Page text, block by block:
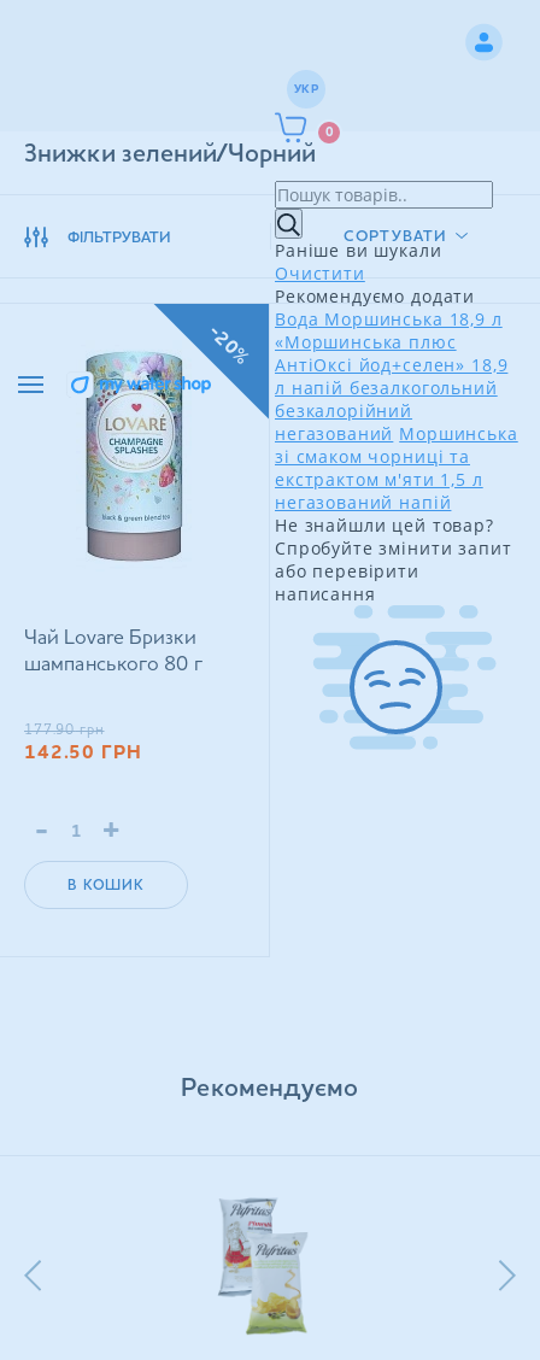
УКР
0
Раніше ви шукали
Очистити
Рекомендуємо додати
Вода Моршинська 18,9 л
«Моршинська плюс
АнтіОксі йод+селен» 18,9
л напій безалкогольний
безкалорійний
негазований Моршинська
зі смаком чорниці та
екстрактом м'яти 1,5 л
негазований напій
Не знайшли цей товар?
Спробуйте змінити запит
або перевірити
написання
Знижки зелений/Чорний
ФІЛЬТРУВАТИ СОРТУВАТИ
Чай Lovare Бризки
шампанського 80 г
177.90 грн
142.50 ГРН
- +
В КОШИК
-20%
Рекомендуємо